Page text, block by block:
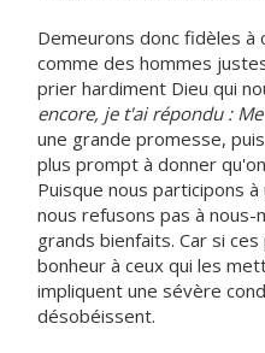
Demeurons donc fidèles à
comme des hommes
prier hardiment Dieu qui
encore, je t'ai répondu :
une grande promesse,
plus prompt à donner
Puisque nous participons
nous refusons pas à
grands bienfaits. Car si
bonheur à ceux qui les
impliquent une sévère
désobéissent.